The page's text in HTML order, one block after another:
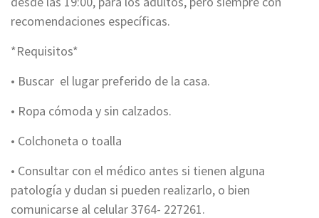
recomendaciones específicas.
*Requisitos*
• Buscar el lugar preferido de la casa.
• Ropa cómoda y sin calzados.
• Colchoneta o toalla
• Consultar con el médico antes si tienen alguna
patología y dudan si pueden realizarlo, o bien
comunicarse al celular 3764- 227261.